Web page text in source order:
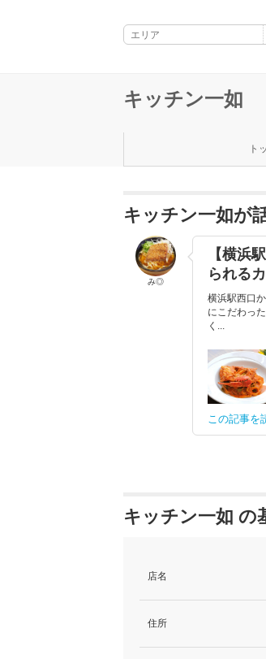
キッチン一如
ト
キッチン一如が
み◎
【横浜
られる
横浜駅西口
にこだわっ
く...
この記事を
キッチン一如 の
店名
住所